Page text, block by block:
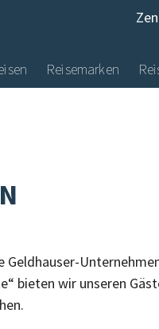
Reisemarken
Geldhauser-
bieten wir unseren